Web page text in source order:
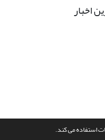
استفاده می کند.
اخبار
سازی ازسیناوب